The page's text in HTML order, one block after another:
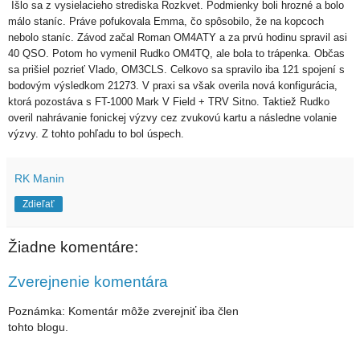
Išlo sa z vysielacieho strediska Rozkvet. Podmienky boli hrozné a bolo
málo staníc. Práve pofukovala Emma, čo spôsobilo, že na kopcoch
nebolo staníc. Závod začal Roman OM4ATY a za prvú hodinu spravil asi
40 QSO. Potom ho vymenil Rudko OM4TQ, ale bola to trápenka. Občas
sa prišiel pozrieť Vlado, OM3CLS. Celkovo sa spravilo iba 121 spojení s
bodovým výsledkom 21273. V praxi sa však overila nová konfigurácia,
ktorá pozostáva s FT-1000 Mark V Field + TRV Sitno. Taktiež Rudko
overil nahrávanie fonickej výzvy cez zvukovú kartu a následne volanie
výzvy. Z tohto pohľadu to bol úspech.
RK Manin
Zdieľať
Žiadne komentáre:
Zverejnenie komentára
Poznámka: Komentár môže zverejniť iba člen
tohto blogu.